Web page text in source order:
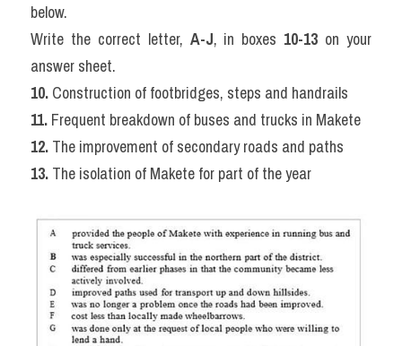
below.
Write the correct letter, A-J, in boxes 10-13 on your
answer sheet.
10. Construction of footbridges, steps and handrails
11. Frequent breakdown of buses and trucks in Makete
12. The improvement of secondary roads and paths
13. The isolation of Makete for part of the year